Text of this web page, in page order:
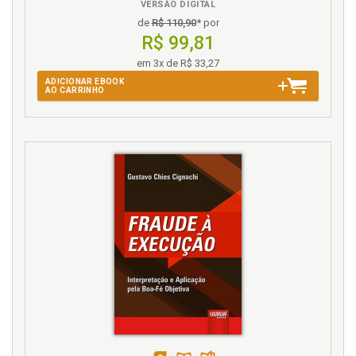
Sumarização da cognição processual sob a ótica
constitucional, p. 101
Teoria sistêmica no constitucionalismo
Terminologia adotada, p. 20
Tutela de evidência com base em prova documental
e ausência de con-testação séria, p. 69
Tutela de evidência e a fase recursal, p. 76
Tutela de evidência e a fazenda pública, p. 82
Tutela de evidência e a previsão do CPC/2015, p. 47
Tutela de evidência e negócio jurídico processual, p.
Tutela de evidência em razão do abuso do direito de
defesa ou o manifes-to propósito protelatório, p. 51
Tutela de evidência nos casos de contrato de
VERSÃO DIGITAL
deR$ 110,90* por
R$ 99,81
em 3x de R$ 33,27
ADICIONAR EBOOK
AO CARRINHO